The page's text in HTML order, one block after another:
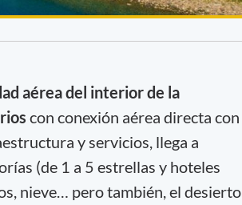
aérea del interior de la
con conexión aérea directa con
y servicios, llega a
(de 1 a 5 estrellas y hoteles
nieve… pero también, el desierto